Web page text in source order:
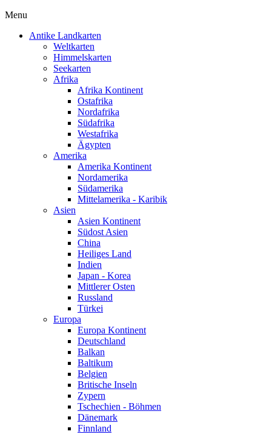
Menu
Antike Landkarten
Weltkarten
Himmelskarten
Seekarten
Afrika
Afrika Kontinent
Ostafrika
Nordafrika
Südafrika
Westafrika
Ägypten
Amerika
Amerika Kontinent
Nordamerika
Südamerika
Mittelamerika - Karibik
Asien
Asien Kontinent
Südost Asien
China
Heiliges Land
Indien
Japan - Korea
Mittlerer Osten
Russland
Türkei
Europa
Europa Kontinent
Deutschland
Balkan
Baltikum
Belgien
Britische Inseln
Zypern
Tschechien - Böhmen
Dänemark
Finnland